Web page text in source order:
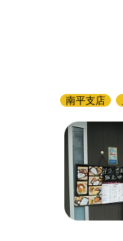
南平支店